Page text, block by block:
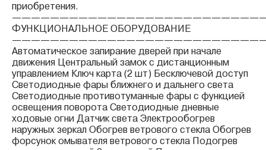
приобретения.
ФУНКЦИОНАЛЬНОЕ ОБОРУДОВАНИЕ
Автоматическое запирание дверей при начале
движения Центральный замок с дистанционным
управлением Ключ карта (2 шт) Бесключевой доступ
Светодиодные фары ближнего и дальнего света
Cветодиодные противотуманные фары с функцией
освещения поворота Cветодиодные дневные
ходовые огни Датчик света Электрообогрев
наружных зеркал Обогрев ветрового стекла Обогрев
форсунок омывателя ветрового стекла Подогрев